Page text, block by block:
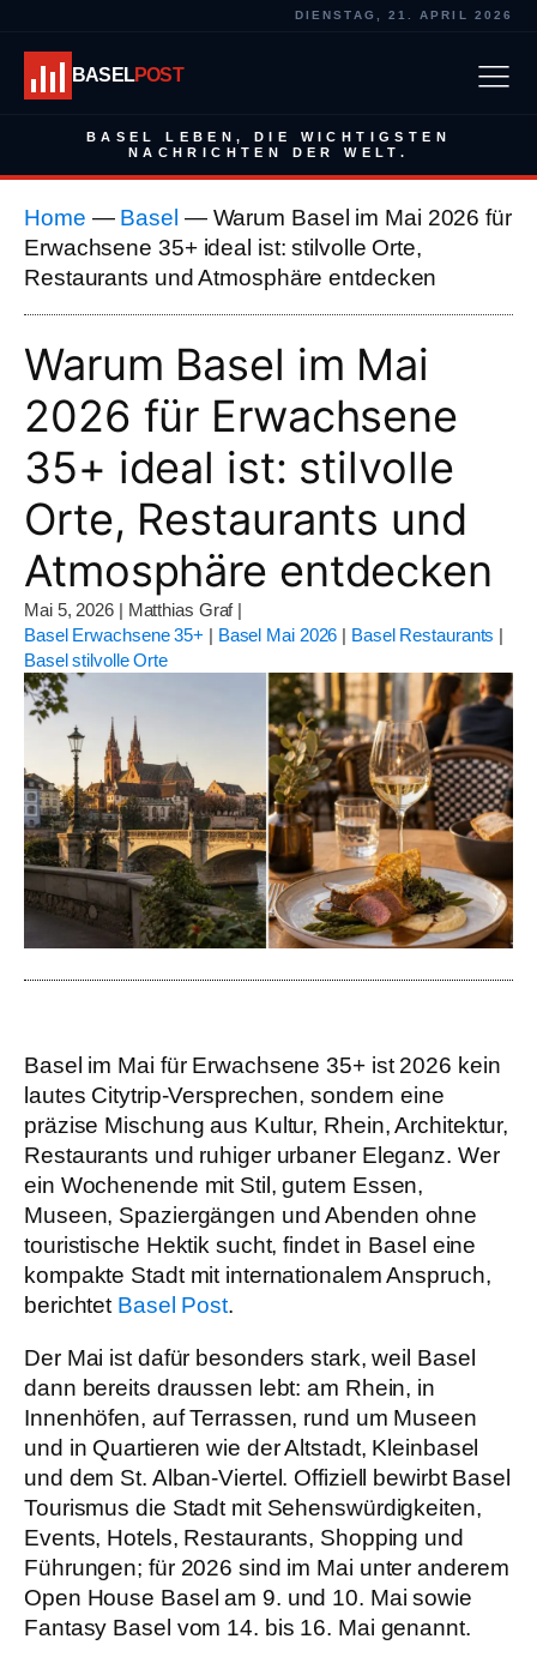
DIENSTAG, 21. APRIL 2026
BASELPOST
BASEL LEBEN, DIE WICHTIGSTEN
NACHRICHTEN DER WELT.
Home — Basel — Warum Basel im Mai 2026 für
Erwachsene 35+ ideal ist: stilvolle Orte,
Restaurants und Atmosphäre entdecken
Warum Basel im Mai
2026 für Erwachsene
35+ ideal ist: stilvolle
Orte, Restaurants und
Atmosphäre entdecken
Mai 5, 2026| Matthias Graf|
Basel Erwachsene 35+ | Basel Mai 2026 | Basel Restaurants |
Basel stilvolle Orte
Basel im Mai für Erwachsene 35+ ist 2026 kein
lautes Citytrip-Versprechen, sondern eine
präzise Mischung aus Kultur, Rhein, Architektur,
Restaurants und ruhiger urbaner Eleganz. Wer
ein Wochenende mit Stil, gutem Essen,
Museen, Spaziergängen und Abenden ohne
touristische Hektik sucht, findet in Basel eine
kompakte Stadt mit internationalem Anspruch,
berichtet Basel Post.
Der Mai ist dafür besonders stark, weil Basel
dann bereits draussen lebt: am Rhein, in
Innenhöfen, auf Terrassen, rund um Museen
und in Quartieren wie der Altstadt, Kleinbasel
und dem St. Alban-Viertel. Offiziell bewirbt Basel
Tourismus die Stadt mit Sehenswürdigkeiten,
Events, Hotels, Restaurants, Shopping und
Führungen; für 2026 sind im Mai unter anderem
Open House Basel am 9. und 10. Mai sowie
Fantasy Basel vom 14. bis 16. Mai genannt.